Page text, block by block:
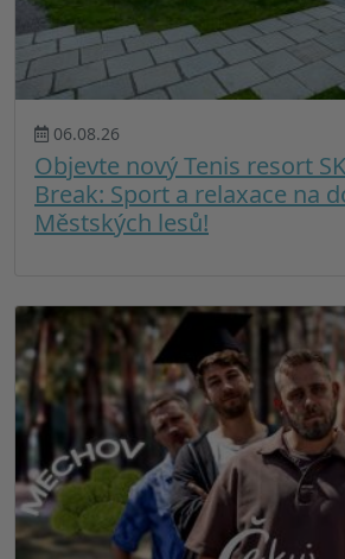
06.08.26
Objevte nový Tenis resort
Break: Sport a relaxace na
Městských lesů!